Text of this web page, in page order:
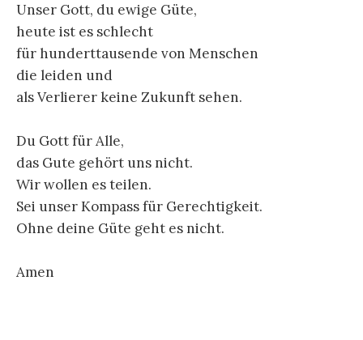
Unser Gott, du ewige Güte,
heute ist es schlecht
für hunderttausende von Menschen
die leiden und
als Verlierer keine Zukunft sehen.
Du Gott für Alle,
das Gute gehört uns nicht.
Wir wollen es teilen.
Sei unser Kompass für Gerechtigkeit.
Ohne deine Güte geht es nicht.
Amen